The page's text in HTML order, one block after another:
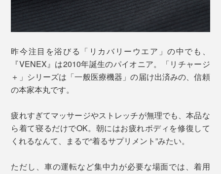
昨今注目を浴びる「リカバリーウエア」の中でも、
『VENEX』は2010年誕生のパイオニア。「リチャージ
＋」シリーズは「一般医療機器」の届け出済みの、信頼
の本家本丸です。
疲れすぎてマッサージやストレッチが無理でも、本品な
ら着て寝るだけでOK。朝にはお疲れボディを修復して
くれるなんて、まるで“着るサプリメント”みたい。
ただし、車の運転など集中力が必要な場面では、着用